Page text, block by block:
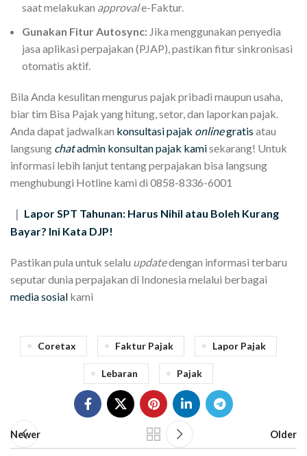
saat melakukan approvale-Faktur.
Gunakan Fitur Autosync: Jika menggunakan penyedia
jasa aplikasi perpajakan (PJAP), pastikan fitur sinkronisasi
otomatis aktif.
Bila Anda kesulitan mengurus pajak pribadi maupun usaha,
biar tim Bisa Pajak yang hitung, setor, dan laporkan pajak.
Anda dapat jadwalkan konsultasi pajak onlinegratis atau
langsung chatadmin konsultan pajak kamisekarang! Untuk
informasi lebih lanjut tentang perpajakan bisa langsung
menghubungi Hotline kami di 0858-8336-6001
| Lapor SPT Tahunan: Harus Nihil atau Boleh Kurang
Bayar? Ini Kata DJP!
Pastikan pula untuk selalu updatedengan informasi terbaru
seputar dunia perpajakan di Indonesia melalui berbagai
media sosial kami
Coretax Faktur Pajak Lapor Pajak
Lebaran Pajak
Newer Older